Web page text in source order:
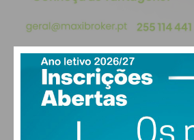
condições
PAÇOS DE FERREIRA
°